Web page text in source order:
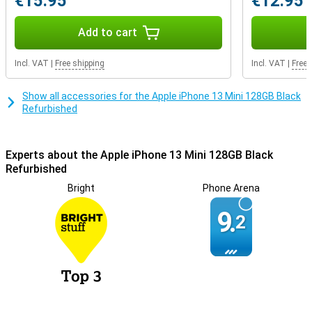
De oplaadconnector is het onderdeel van je smartphone wat
standaard het snelst kapot gaat. Zorg ervoor dat die van jou veel
minder slijt met deze smartphone. Hij kan namelijk ook draadloos
opladen zodat je niet elke keer gebruik hoeft te maken van je
oplaadconnector.
Add to cart
Incl. VAT Free shipping Incl. VAT Free
Show all accessories for the Apple iPhone 13 Mini 128GB Black
Refurbished
Experts about the Apple iPhone 13 Mini 128GB Black
Refurbished
Bright Phone Arena
9.2